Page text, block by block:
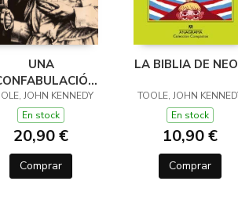
UNA
D'IMBÈCILS
JOHN KENNEDY
En stock
20,90 €
Comprar
LA BIBLIA DE
TOOLE, JOHN
En stock
10,90 €
Comprar